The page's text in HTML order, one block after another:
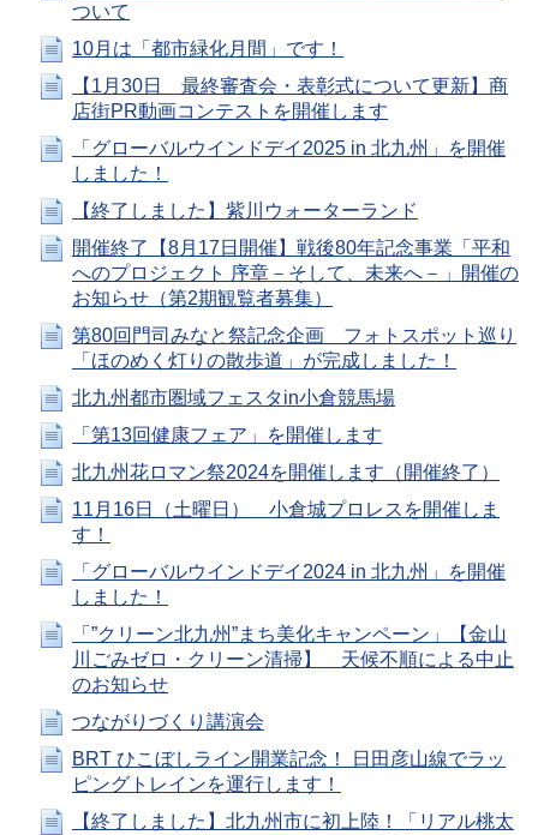
ついて
10月は「都市緑化月間」です！
【1月30日 最終審査会・表彰式について更新】商
店街PR動画コンテストを開催します
「グローバルウインドデイ2025 in 北九州」を開催
しました！
【終了しました】紫川ウォーターランド
開催終了【8月17日開催】戦後80年記念事業「平和
へのプロジェクト 序章－そして、未来へ－」開催の
お知らせ（第2期観覧者募集）
第80回門司みなと祭記念企画 フォトスポット巡り
「ほのめく灯りの散歩道」が完成しました！
北九州都市圏域フェスタin小倉競馬場
「第13回健康フェア」を開催します
北九州花ロマン祭2024を開催します（開催終了）
11月16日（土曜日） 小倉城プロレスを開催しま
す！
「グローバルウインドデイ2024 in 北九州」を開催
しました！
「”クリーン北九州”まち美化キャンペーン」【金山
川ごみゼロ・クリーン清掃】 天候不順による中止
のお知らせ
つながりづくり講演会
BRT ひこぼしライン開業記念！ 日田彦山線でラッ
ピングトレインを運行します！
【終了しました】北九州市に初上陸！「リアル桃太